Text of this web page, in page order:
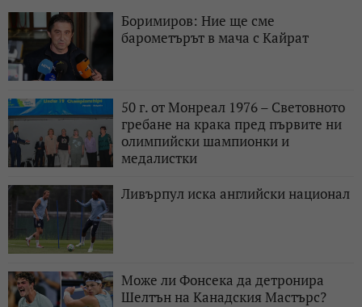
Боримиров: Ние ще сме
барометърът в мача с Кайрат
50 г. от Монреал 1976 – Световното
гребане на крака пред първите ни
олимпийски шампионки и
медалистки
Ливърпул иска английски национал
Може ли Фонсека да детронира
Шелтън на Канадския Мастърс?